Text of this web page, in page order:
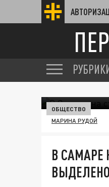
ОБЩЕСТВО
МАРИНА РУДОЙ
В